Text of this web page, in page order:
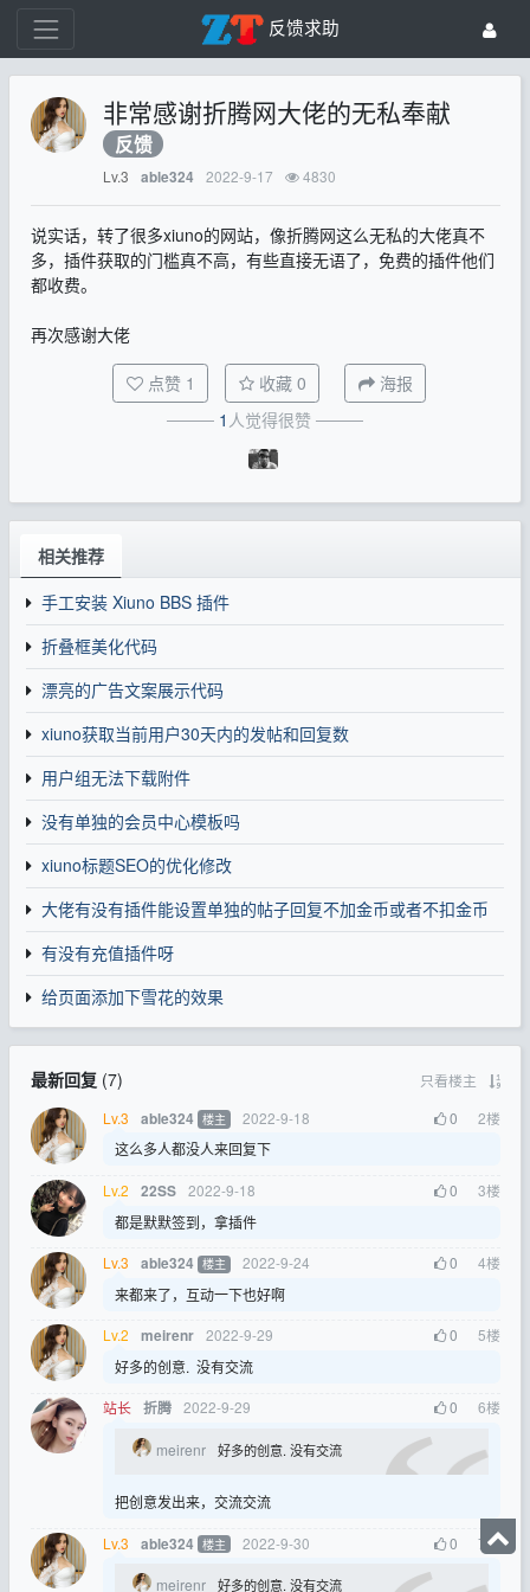
反馈求助
非常感谢折腾网大佬的无私奉献
反馈
Lv.3 able324 2022-9-17 4830
说实话，转了很多xiuno的网站，像折腾网这么无私的大佬真不
多，插件获取的门槛真不高，有些直接无语了，免费的插件他们
都收费。
再次感谢大佬
点赞 1 收藏 0
海报
──── 1 人觉得很赞 ────
相关推荐
手工安装 Xiuno BBS 插件
折叠框美化代码
漂亮的广告文案展示代码
xiuno获取当前用户30天内的发帖和回复数
用户组无法下载附件
没有单独的会员中心模板吗
xiuno标题SEO的优化修改
大佬有没有插件能设置单独的帖子回复不加金币或者不扣金币
有没有充值插件呀
给页面添加下雪花的效果
最新回复(7)
只看楼主
Lv.3
able324 楼主 2022-9-18 0 2楼
这么多人都没人来回复下
Lv.2 22SS 2022-9-18 0 3楼
都是默默签到，拿插件
Lv.3 able324 楼主 2022-9-24 0 4楼
来都来了，互动一下也好啊
Lv.2 meirenr 2022-9-29 0 5楼
好多的创意. 没有交流
站长 折腾 2022-9-29 0 6楼
meirenr 好多的创意. 没有交流
把创意发出来，交流交流
Lv.3 able324 楼主 2022-9-30 0 7 楼
meirenr 好多的创意. 没有交流